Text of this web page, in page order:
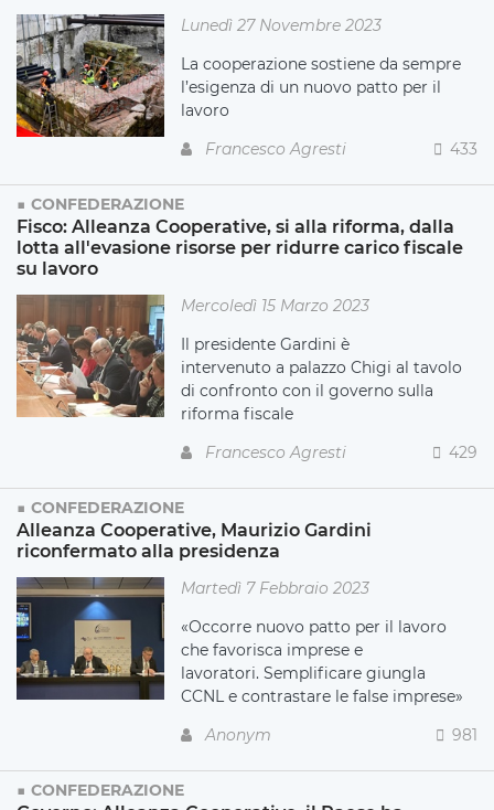
Lunedì 27 Novembre 2023
La cooperazione sostiene da sempre
l’esigenza di un nuovo patto per il
lavoro
Francesco Agresti
433
CONFEDERAZIONE
Fisco: Alleanza Cooperative, si alla riforma, dalla
lotta all'evasione risorse per ridurre carico fiscale
su lavoro
Mercoledì 15 Marzo 2023
Il presidente Gardini è
intervenuto a palazzo Chigi al tavolo
di confronto con il governo sulla
riforma fiscale
Francesco Agresti
429
CONFEDERAZIONE
Alleanza Cooperative, Maurizio Gardini
riconfermato alla presidenza
Martedì 7 Febbraio 2023
«Occorre nuovo patto per il lavoro
che favorisca imprese e
lavoratori. Semplificare giungla
CCNL e contrastare le false imprese»
Anonym
981
CONFEDERAZIONE